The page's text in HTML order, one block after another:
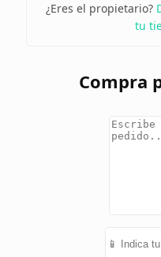
¿Eres el propietario?
tu
Compra